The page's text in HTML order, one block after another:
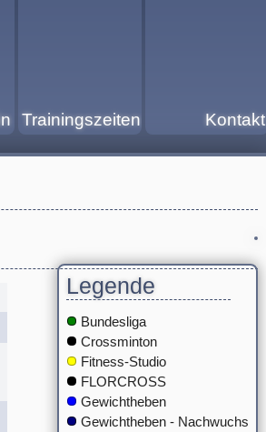
Trainingszeiten Kontakt
Legende
Bundesliga
Crossminton
Fitness-Studio
FLORCROSS
Gewichtheben
Gewichtheben - Nachwuchs